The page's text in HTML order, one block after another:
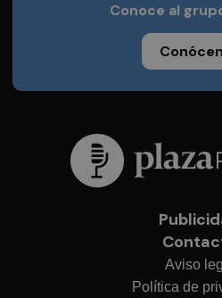
Conoce al
Aviso
Política de